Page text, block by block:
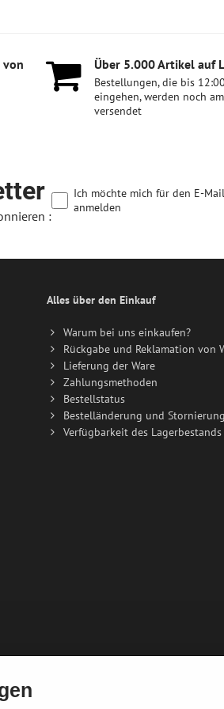
von
Über 5​.000 Artikel auf
Bestellungen, die bis
eingehen, werden noch
versendet
:
Ich möchte mich für den E-
anmelden
Alles über den Einkauf
Warum bei uns einkaufen?
Rückgabe und Reklamation von
Lieferung der Ware
Zahlungsmethoden
Bestellstatus
Bestelländerung und Stornierung
Verfügbarkeit des Lagerbestands